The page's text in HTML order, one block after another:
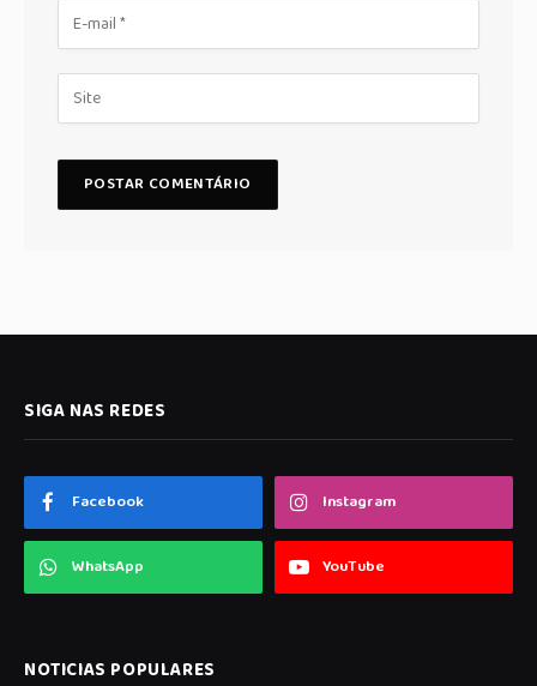
SIGA NAS REDES
Facebook Instagram
WhatsApp YouTube
NOTICIAS POPULARES